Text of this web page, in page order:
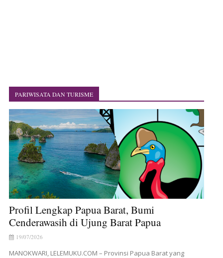
PARIWISATA DAN TURISME
Profil Lengkap Papua Barat, Bumi
Cenderawasih di Ujung Barat Papua
19/07/2026
MANOKWARI, LELEMUKU.COM – Provinsi Papua Barat yang